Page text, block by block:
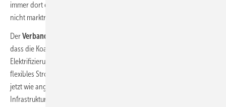
immer dort eingesetzt werden, wo andere Lösungen derzeit noch
nicht marktreif oder auch langfristig nicht zu erwarten sind.“
DerVerband der Elektro- und Digitalindustrie
dass die Koalition im Kern ihrer Klimaschutzprogrammatik auf die
Elektrifizierung und Digitalisierung und ein massiv ausgebautes,
flexibles Stromsystem setzt. Der Ausbaupfad der Erneuerbaren muss
jetzt wie angekündigt tatsächlich in eine Schnellstraße verwandelt, die
Infrastruktur modernisiert und die Stromnetze digitalisiert werden.